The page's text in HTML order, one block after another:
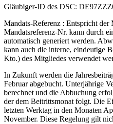
Gläubiger-ID des DSC:
Mandats-Referenz : Entspricht
Mandatsreferenz-Nr. kann durch
automatisch generiert werden.
kann auch die interne, eindeutige
Kto.) des Mitgliedes verwendet
In Zukunft werden die
Februar abgebucht. Unterjährige
berechnet und die Abbuchung
der dem Beitrittsmonat folgt. Die
letzten Werktag in den Monaten
November. Diese Regelung gilt